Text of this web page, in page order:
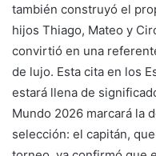
también construyó el
hijos Thiago, Mateo y
convirtió en una
de lujo. Esta cita en los
estará llena de
Mundo 2026 marcará la
selección: el capitán,